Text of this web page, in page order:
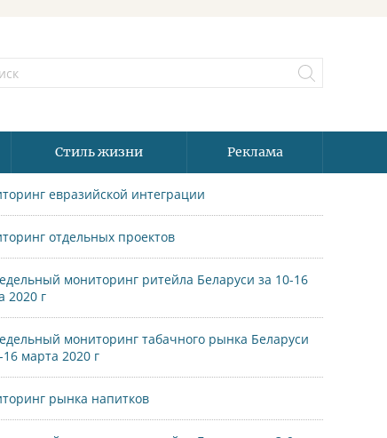
Стиль жизни Реклама
евразийской интеграции
отдельных проектов
мониторинг ритейла Беларуси за 10-16
2020 г
мониторинг табачного рынка Беларуси
16 марта 2020 г
рынка напитков